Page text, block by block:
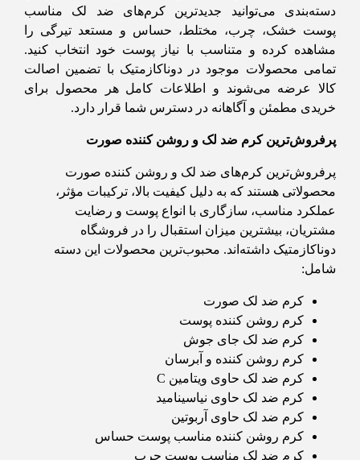
دسته‌بندی می‌توانید جدیدترین کرم‌های ضد لک مناسب
پوست خشک، چرب، مختلط، حساس و مستعد تیرگی را
مشاهده کرده و متناسب با نیاز پوست خود انتخاب کنید.
تمامی محصولات موجود در دوناکازمتیک با تضمین اصالت
کالا عرضه می‌شوند و اطلاعات کامل هر محصول برای
خریدی مطمئن و آگاهانه در دسترس شما قرار دارد.
پرفروش‌ترین کرم ضد لک و روشن کننده صورت
پرفروش‌ترین کرم‌های ضد لک و روشن کننده صورت
محصولاتی هستند که به دلیل کیفیت بالا، ترکیبات مؤثر،
عملکرد مناسب، سازگاری با انواع پوست و رضایت
مشتریان، بیشترین میزان استقبال را در فروشگاه
دوناکازمتیک داشته‌اند. محبوب‌ترین محصولات این دسته
شامل:
کرم ضد لک صورت
کرم روشن کننده پوست
کرم ضد لک جای جوش
کرم روشن کننده و آبرسان
کرم ضد لک حاوی ویتامین C
کرم ضد لک حاوی نیاسینامید
کرم ضد لک حاوی آربوتین
کرم روشن کننده مناسب پوست حساس
کرم ضد لک مناسب پوست چرب